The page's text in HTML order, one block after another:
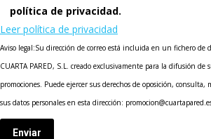
política de privacidad.
Leer política de privacidad
Aviso legal:Su dirección de correo está incluida en un fichero de
CUARTA PARED, S.L. creado exclusivamente para la difusión de
promociones. Puede ejercer sus derechos de oposición, consulta,
sus datos personales en esta dirección:
Enviar